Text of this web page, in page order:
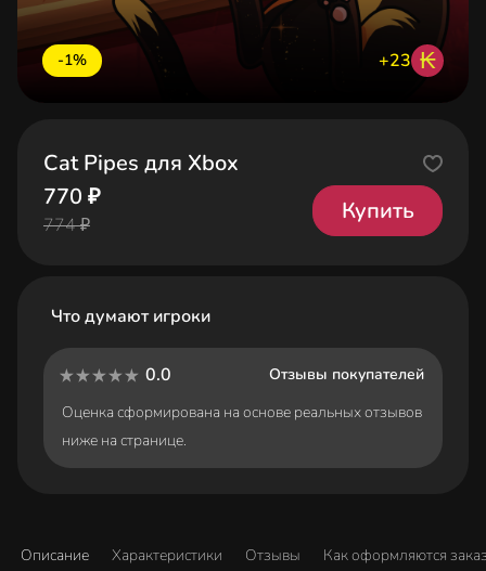
-1% +23 ₭
Cat Pipes для Xbox
770 ₽
774 ₽
Купить
Что думают игроки
0.0
Отзывы покупателей
Оценка сформирована на основе реальных отзывов
ниже на странице.
Описание Характеристики Отзывы Как оформляются